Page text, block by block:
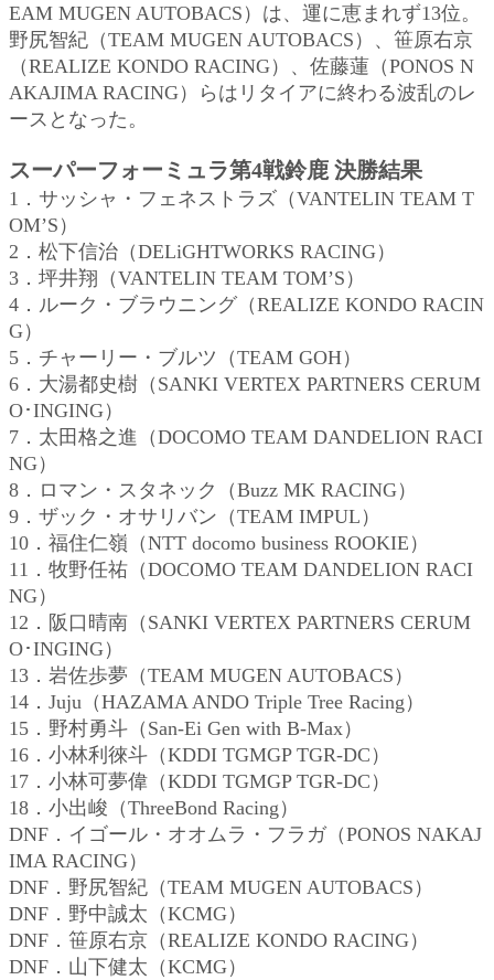
EAM MUGEN AUTOBACS）は、運に恵まれず13位。
野尻智紀（TEAM MUGEN AUTOBACS）、笹原右京
（REALIZE KONDO RACING）、佐藤蓮（PONOS N
AKAJIMA RACING）らはリタイアに終わる波乱のレ
ースとなった。
スーパーフォーミュラ第4戦鈴鹿 決勝結果
1．サッシャ・フェネストラズ（VANTELIN TEAM T
OM’S）
2．松下信治（DELiGHTWORKS RACING）
3．坪井翔（VANTELIN TEAM TOM’S）
4．ルーク・ブラウニング（REALIZE KONDO RACIN
G）
5．チャーリー・ブルツ（TEAM GOH）
6．大湯都史樹（SANKI VERTEX PARTNERS CERUM
O･INGING）
7．太田格之進（DOCOMO TEAM DANDELION RACI
NG）
8．ロマン・スタネック（Buzz MK RACING）
9．ザック・オサリバン（TEAM IMPUL）
10．福住仁嶺（NTT docomo business ROOKIE）
11．牧野任祐（DOCOMO TEAM DANDELION RACI
NG）
12．阪口晴南（SANKI VERTEX PARTNERS CERUM
O･INGING）
13．岩佐歩夢（TEAM MUGEN AUTOBACS）
14．Juju（HAZAMA ANDO Triple Tree Racing）
15．野村勇斗（San-Ei Gen with B-Max）
16．小林利徠斗（KDDI TGMGP TGR-DC）
17．小林可夢偉（KDDI TGMGP TGR-DC）
18．小出峻（ThreeBond Racing）
DNF．イゴール・オオムラ・フラガ（PONOS NAKAJ
IMA RACING）
DNF．野尻智紀（TEAM MUGEN AUTOBACS）
DNF．野中誠太（KCMG）
DNF．笹原右京（REALIZE KONDO RACING）
DNF．山下健太（KCMG）